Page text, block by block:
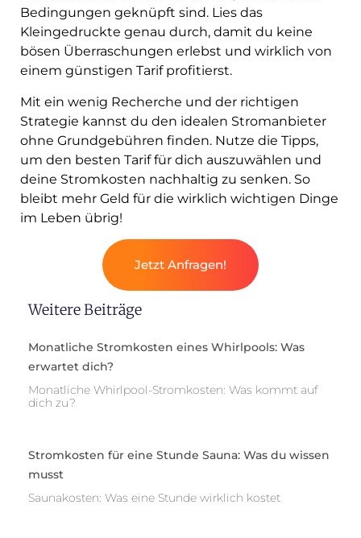
Bedingungen geknüpft sind. Lies das
Kleingedruckte genau durch, damit du keine
bösen Überraschungen erlebst und wirklich von
einem günstigen Tarif profitierst.
Mit ein wenig Recherche und der richtigen
Strategie kannst du den idealen Stromanbieter
ohne Grundgebühren finden. Nutze die Tipps,
um den besten Tarif für dich auszuwählen und
deine Stromkosten nachhaltig zu senken. So
bleibt mehr Geld für die wirklich wichtigen Dinge
im Leben übrig!
Jetzt Anfragen!
Weitere Beiträge
Monatliche Stromkosten eines Whirlpools: Was
erwartet dich?
Monatliche Whirlpool-Stromkosten: Was kommt auf
dich zu?
Stromkosten für eine Stunde Sauna: Was du wissen
musst
Saunakosten: Was eine Stunde wirklich kostet